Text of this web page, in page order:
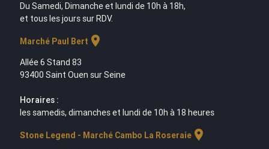
Du Samedi, Dimanche et lundi de 10h à 18h,
et tous les jours sur RDV.
Marché Paul Bert location_on
Allée 6 Stand 83
93400 Saint Ouen sur Seine
Horaires :
les samedis, dimanches et lundi de 10h à 18 heures
Stone Legend - Marché Cambo La Roseraielocation_on